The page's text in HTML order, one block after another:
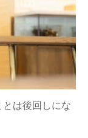
は後回しにな